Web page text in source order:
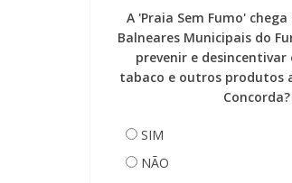
A 'Praia Sem Fumo'
Balneares Municipais do
prevenir e desincentivar
tabaco e outros produtos
Concorda?
SIM
NÃO